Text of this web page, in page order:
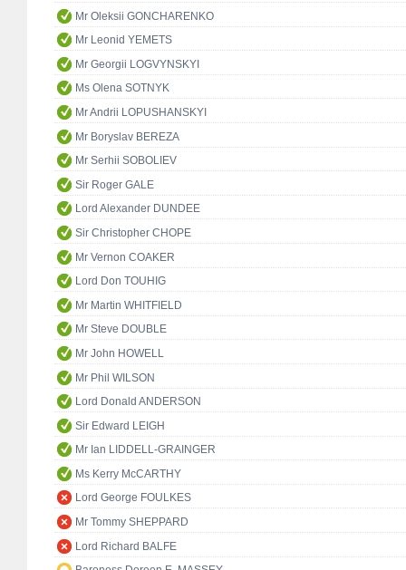
Mr Oleksii GONCHARENKO
Mr Leonid YEMETS
Mr Georgii LOGVYNSKYI
Ms Olena SOTNYK
Mr Andrii LOPUSHANSKYI
Mr Boryslav BEREZA
Mr Serhii SOBOLIEV
Sir Roger GALE
Lord Alexander DUNDEE
Sir Christopher CHOPE
Mr Vernon COAKER
Lord Don TOUHIG
Mr Martin WHITFIELD
Mr Steve DOUBLE
Mr John HOWELL
Mr Phil WILSON
Lord Donald ANDERSON
Sir Edward LEIGH
Mr Ian LIDDELL-GRAINGER
Ms Kerry McCARTHY
Lord George FOULKES
Mr Tommy SHEPPARD
Lord Richard BALFE